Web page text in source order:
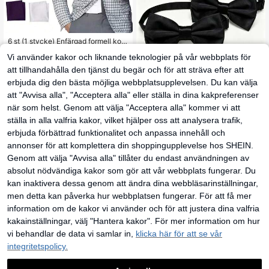
6 st (1 stycke) Enfärgad formell kost
sduk för bröllop, fest, jubileum, pres
ent för män
4
EU Warehouse 2 st gröna polyester h
errslips och näsduksset, 6 cm smal
33 kvar
NEW 2 st elegant svart fluga – forme
ll smokingstil – justerbar, one size –
perfekt för kostym, uniform och spe
ciella tillfällen
49kr
Vi använder kakor och liknande teknologier på vår webbplats för
att tillhandahålla den tjänst du begär och för att sträva efter att
erbjuda dig den bästa möjliga webbplatsupplevelsen. Du kan välja
att "Avvisa alla", "Acceptera alla" eller ställa in dina kakpreferenser
när som helst. Genom att välja "Acceptera alla" kommer vi att
ställa in alla valfria kakor, vilket hjälper oss att analysera trafik,
erbjuda förbättrad funktionalitet och anpassa innehåll och
annonser för att komplettera din shoppingupplevelse hos SHEIN.
Genom att välja "Avvisa alla" tillåter du endast användningen av
absolut nödvändiga kakor som gör att vår webbplats fungerar. Du
kan inaktivera dessa genom att ändra dina webbläsarinställningar,
men detta kan påverka hur webbplatsen fungerar. För att få mer
information om de kakor vi använder och för att justera dina valfria
kakainställningar, välj "Hantera kakor". För mer information om hur
vi behandlar de data vi samlar in, klicka här för att se vår
integritetspolicy.